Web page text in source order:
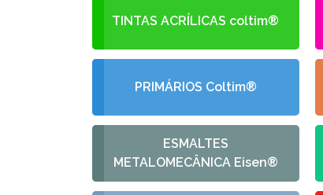
TINTAS ACRÍLICAS coltim®
PRIMÁRIOS Coltim®
ESMALTES
METALOMECÂNICA Eisen®